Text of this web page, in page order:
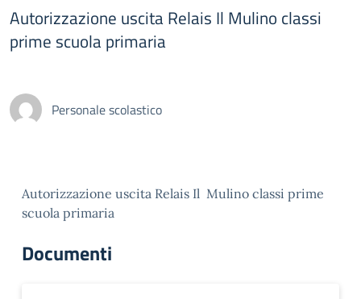
Autorizzazione uscita Relais Il Mulino classi
prime scuola primaria
Personale scolastico
Autorizzazione uscita Relais Il Mulino classi prime
scuola primaria
Documenti